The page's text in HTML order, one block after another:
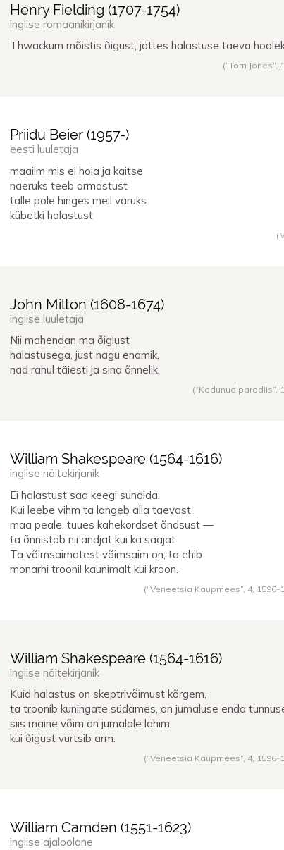
Henry Fielding (1707-1754)
inglise romaanikirjanik
Thwackum mõistis õigust, jättes halastuse taeva
(“Tom Jones”,
Priidu Beier (1957-)
eesti luuletaja
maailm mis ei hoia ja kaitse
naeruks teeb armastust
talle pole hinges meil varuks
kübetki halastust
John Milton (1608-1674)
inglise luuletaja
Nii mahendan ma õiglust
halastusega, just nagu enamik,
nad rahul täiesti ja sina õnnelik.
(“Kadunud paradiis”,
William Shakespeare (1564-1616)
inglise näitekirjanik
Ei halastust saa keegi sundida.
Kui leebe vihm ta langeb alla taevast
maa peale, tuues kahekordset õndsust —
ta õnnistab nii andjat kui ka saajat.
Ta võimsaimatest võimsaim on; ta ehib
monarhi troonil kaunimalt kui kroon.
(“Veneetsia Kaupmees”, 4, 1596-
William Shakespeare (1564-1616)
inglise näitekirjanik
Kuid halastus on skeptrivõimust kõrgem,
ta troonib kuningate südames, on jumaluse enda
siis maine võim on jumalale lähim,
kui õigust vürtsib arm.
(“Veneetsia Kaupmees”, 4, 1596-
William Camden (1551-1623)
inglise ajaloolane